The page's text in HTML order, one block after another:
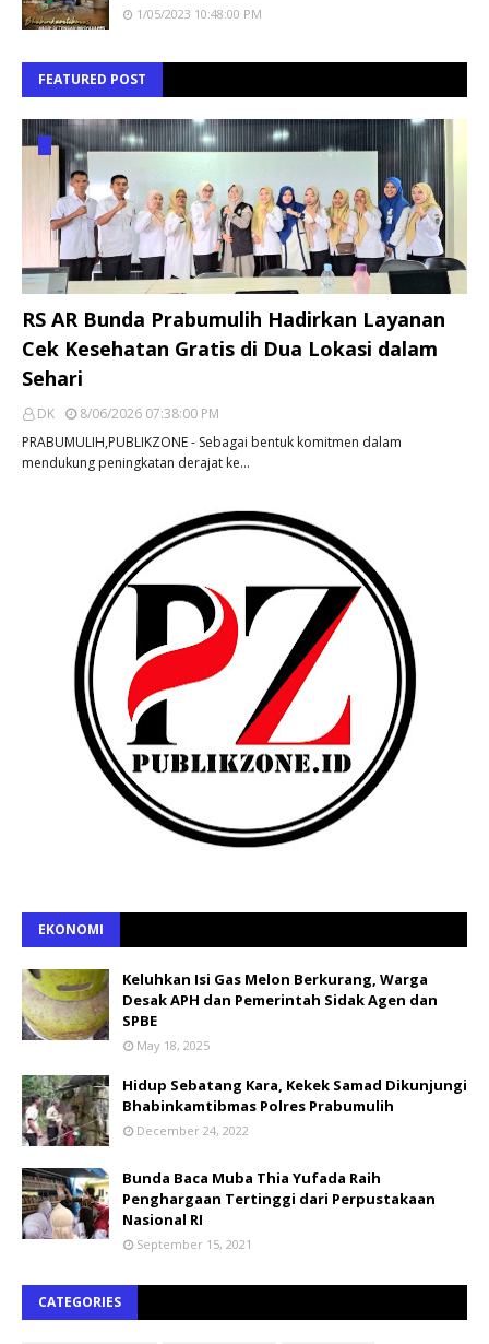
1/05/2023 10:48:00 PM
FEATURED POST
RS AR Bunda Prabumulih Hadirkan Layanan
Cek Kesehatan Gratis di Dua Lokasi dalam
Sehari
DK
8/06/2026 07:38:00 PM
PRABUMULIH,PUBLIKZONE - Sebagai bentuk komitmen dalam
mendukung peningkatan derajat ke…
EKONOMI
Keluhkan Isi Gas Melon Berkurang, Warga
Desak APH dan Pemerintah Sidak Agen dan
SPBE
May 18, 2025
Hidup Sebatang Kara, Kekek Samad Dikunjungi
Bhabinkamtibmas Polres Prabumulih
December 24, 2022
Bunda Baca Muba Thia Yufada Raih
Penghargaan Tertinggi dari Perpustakaan
Nasional RI
September 15, 2021
CATEGORIES